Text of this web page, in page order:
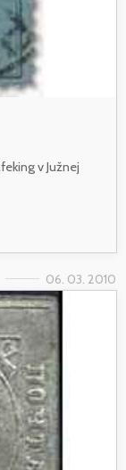
v Južnej
06. 03. 2010